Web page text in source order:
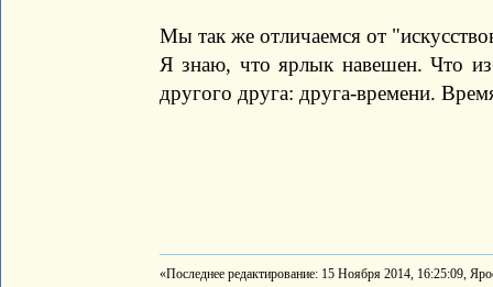
Мы так же отличаемся от
Я знаю, что ярлык навешен. Что
другого друга: друга-времени.
«Последнее редактирование: 15 Ноября 2014, 16:25:09,